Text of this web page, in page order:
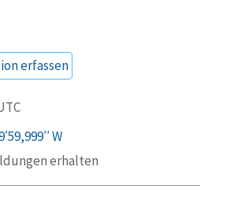
erfassen
W
erhalten